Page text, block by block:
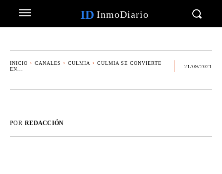
ID InmoDiario
INICIO CANALES CULMIA
CULMIA SE CONVIERTE
EN...
21/09/2021
POR REDACCIÓN